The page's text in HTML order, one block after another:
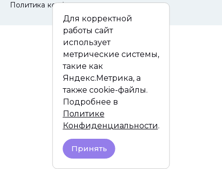
Политика конфиденциальности
Для корректной
работы сайт
использует
метрические системы,
такие как
Яндекс.Метрика, а
также cookie-файлы.
Подробнее в
Политике
Конфиденциальности.
Принять